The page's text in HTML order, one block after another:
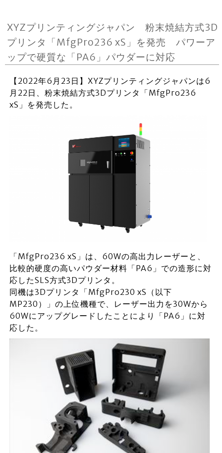
XYZプリンティングジャパン 粉末焼結方式3D
プリンタ「MfgPro236 xS」を発売 パワーア
ップで硬質な「PA6」パウダーに対応
【2022年6月23日】XYZプリンティングジャパンは6
月22日、粉末焼結方式3Dプリンタ「MfgPro236
xS」を発売した。
「MfgPro236 xS」は、60Wの高出力レーザーと、
比較的硬度の高いパウダー材料「PA6」での造形に対
応したSLS方式3Dプリンタ。
同機は3Dプリンタ「MfgPro230 xS（以下
MP230）」の上位機種で、レーザー出力を30Wから
60Wにアップグレードしたことにより「PA6」に対
応した。